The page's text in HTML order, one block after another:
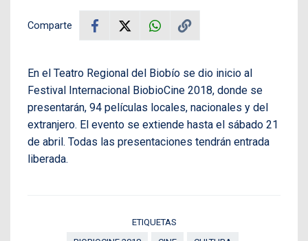
Comparte
En el Teatro Regional del Biobío se dio inicio al
Festival Internacional BiobioCine 2018, donde se
presentarán, 94 películas locales, nacionales y del
extranjero. El evento se extiende hasta el sábado 21
de abril. Todas las presentaciones tendrán entrada
liberada.
ETIQUETAS